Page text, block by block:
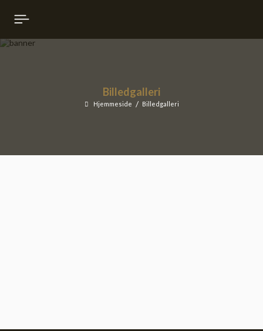
Billedgalleri
Hjemmeside Billedgalleri
DANH SÁCH ĐẶT PHÒNG